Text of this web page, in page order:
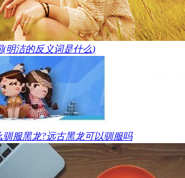
(明洁的反义词是什么)
驯服黑龙?远古黑龙可以驯服吗